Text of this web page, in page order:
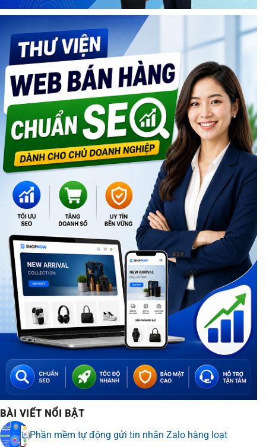
BÀI VIẾT NỔI BẬT
Phần mềm tự động gửi tin nhắn Zalo hàng loạt